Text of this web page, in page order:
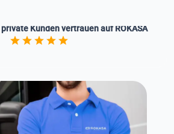
Kunden vertrauen auf ROKASA